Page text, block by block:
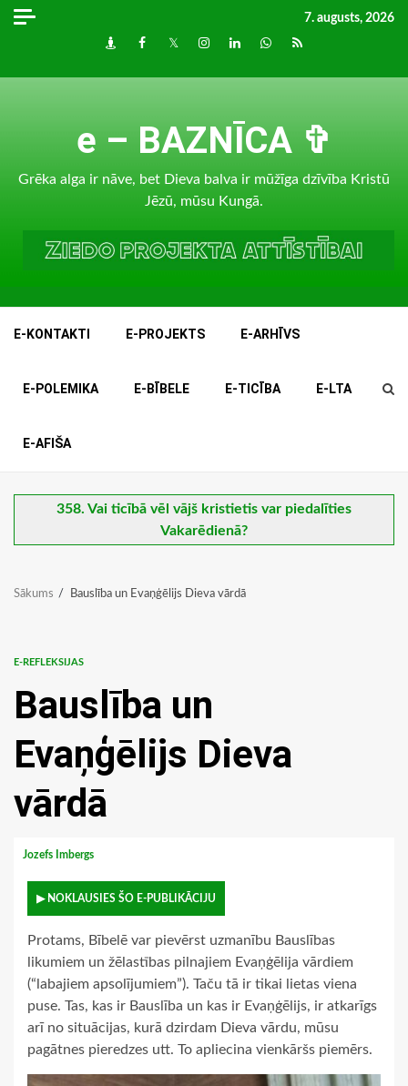
Skip
7. augusts, 2026
DraugiemFacebook
TwitterInstagram
LinkedInwhatsapp
RSS
e – BAZNĪCA ✞
Grēka alga ir nāve, bet Dieva balva ir mūžīga dzīvība Kristū
Jēzū, mūsu Kungā.
E-KONTAKTI E-PROJEKTS E-ARHĪVS
E-POLEMIKA E-BĪBELE E-TICĪBA E-LTA
E-AFIŠA
358. Vai ticībā vēl vājš kristietis var piedalīties
Vakarēdienā?
Sākums Bauslība un Evaņģēlijs Dieva vārdā
E-REFLEKSIJAS
Bauslība un
Evaņģēlijs Dieva
vārdā
Jozefs Imbergs
▶ NOKLAUSIES ŠO E-PUBLIKĀCIJU
Protams, Bībelē var pievērst uzmanību Bauslības
likumiem un žēlastības pilnajiem Evaņģēlija vārdiem
(“labajiem apsolījumiem”). Taču tā ir tikai lietas viena
puse. Tas, kas ir Bauslība un kas ir Evaņģēlijs, ir atkarīgs
arī no situācijas, kurā dzirdam Dieva vārdu, mūsu
pagātnes pieredzes utt. To apliecina vienkāršs piemērs.